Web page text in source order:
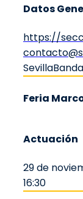
Datos
https://
Sevilla
Feria
Actuación
29 de
16:30